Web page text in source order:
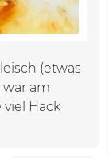
(etwas
war am
viel Hack